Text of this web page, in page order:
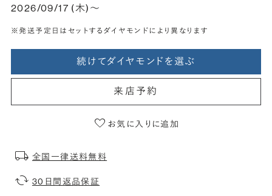
2026/09/17 (木)〜
※発送予定日はセットするダイヤモンドにより異なります
続けてダイヤモンドを選ぶ
来店予約
お気に入りに追加
全国一律送料無料
30日間返品保証